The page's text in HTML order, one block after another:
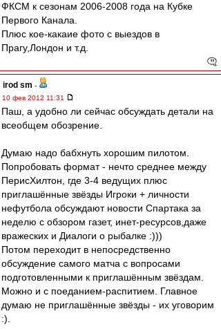
ФКСМ к сезонам 2006-2008 года на Кубке
Первого Канала.
Плюс кое-какаие фото с выездов в
Прагу,Лондон и т.д.
irod sm -
10 фев 2012 11:31
Паш, а удобно ли сейчас обсуждать детали на
всеобщем обозрение.
Думаю надо бабхнуть хорошим пилотом.
Попробовать формат - нечто среднее между
ПерисХилтон, где 3-4 ведущих плюс
приглашённые звёзды Игроки + личности
нефутбола обсуждают новости Спартака за
неделю с обзором газет, инет-ресурсов,даже
вражеских и Диалоги о рыбалке :)))
Потом переходит в непосредственно
обсуждение самого матча с вопросами
подготовленными к приглашённым звёздам.
Можно и с поеданием-распитием. Главное
думаю не приглашённые звёзды - их уговорим
:).